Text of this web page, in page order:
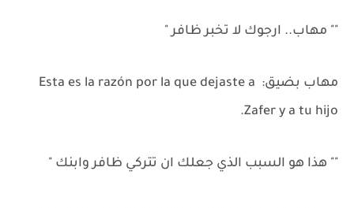
"" مهاب.. ارجوك لا تخبر ظافر "
مهاب بضيق: Esta es la razón por la que dejaste a
Zafer y a tu hijo.
"" هذا هو السبب الذي جعلك ان تتركي ظافر وابنك "